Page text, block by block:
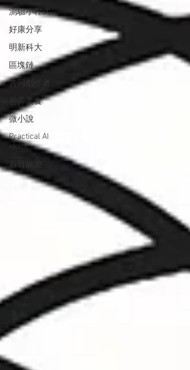
測驗小程式
好康分享
明新科大
區塊鏈
共同創作者
巷弄美食
微小說
Practical AI
skills
新竹旅遊